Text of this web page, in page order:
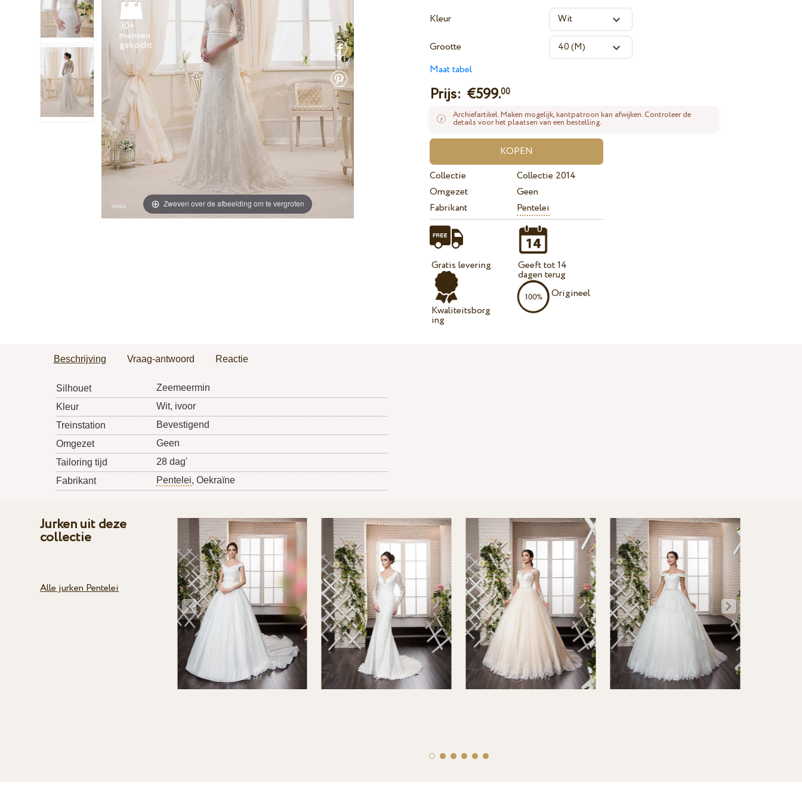
Zweven over de afbeelding om te vergroten
30+
mensen
Kleur
Grootte
Maat tabel
Prijs: €599.00
Archiefartikel. Maken mogelijk, kantpatroon kan afwijken. Controleer de
details voor het plaatsen van een bestelling.
Collectie
Collectie 2014
Omgezet
Geen
Fabrikant
Pentelei
Gratis levering
Kwaliteitsborg
ing
Geeft tot 14
dagen terug
Origineel
Beschrijving Vraag-antwoord Reactie
Silhouet
Zeemeermin
Kleur
Wit, ivoor
Treinstation
Bevestigend
Omgezet
Geen
Tailoring tijd
28 dag'
Fabrikant
Pentelei, Oekraïne
Jurken uit deze
collectie
Alle jurken Pentelei